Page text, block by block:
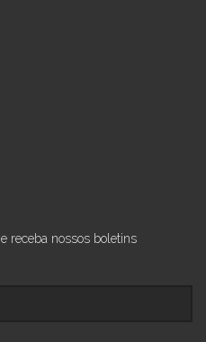
e receba nossos boletins